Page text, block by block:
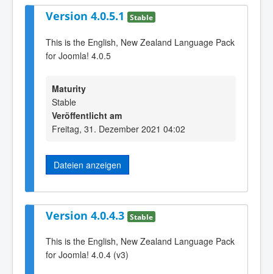
Version 4.0.5.1 Stable
This is the English, New Zealand Language Pack
for Joomla! 4.0.5
Maturity
Stable
Veröffentlicht am
Freitag, 31. Dezember 2021 04:02
Dateien anzeigen
Version 4.0.4.3 Stable
This is the English, New Zealand Language Pack
for Joomla! 4.0.4 (v3)